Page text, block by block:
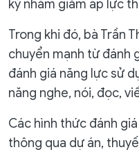
kỳ nhằm giảm áp lực
Trong khi đó, bà Trần
chuyển mạnh từ đánh
đánh giá năng lực sử
năng nghe, nói, đọc,
Các hình thức đánh
thông qua dự án,